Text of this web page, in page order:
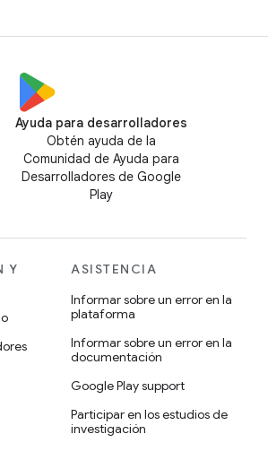
Ayuda para desarrolladores
Obtén ayuda de la
Comunidad de Ayuda para
Desarrolladores de Google
Play
Y
ASISTENCIA
Informar sobre un error en la
plataforma
Informar sobre un error en la
documentación
Google Play support
Participar en los estudios de
investigación